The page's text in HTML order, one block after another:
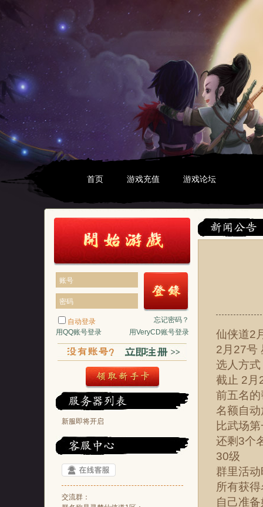
首页 游戏充值 游戏论坛
账号
密码
自动登录
忘记密码？
用QQ账号登录
用VeryCD账号登录
新服即将开启
交流群：
仙侠道2
2月27号
选人方式
截止 2月
前五名
名额自
比武场
还剩3个
30级
群里活
所有获
自己准